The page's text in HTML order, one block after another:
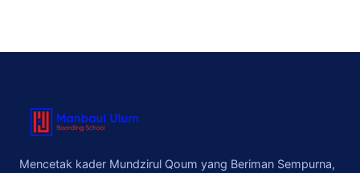
Mencetak kader Mundzirul Qoum yang Beriman Sempurna,